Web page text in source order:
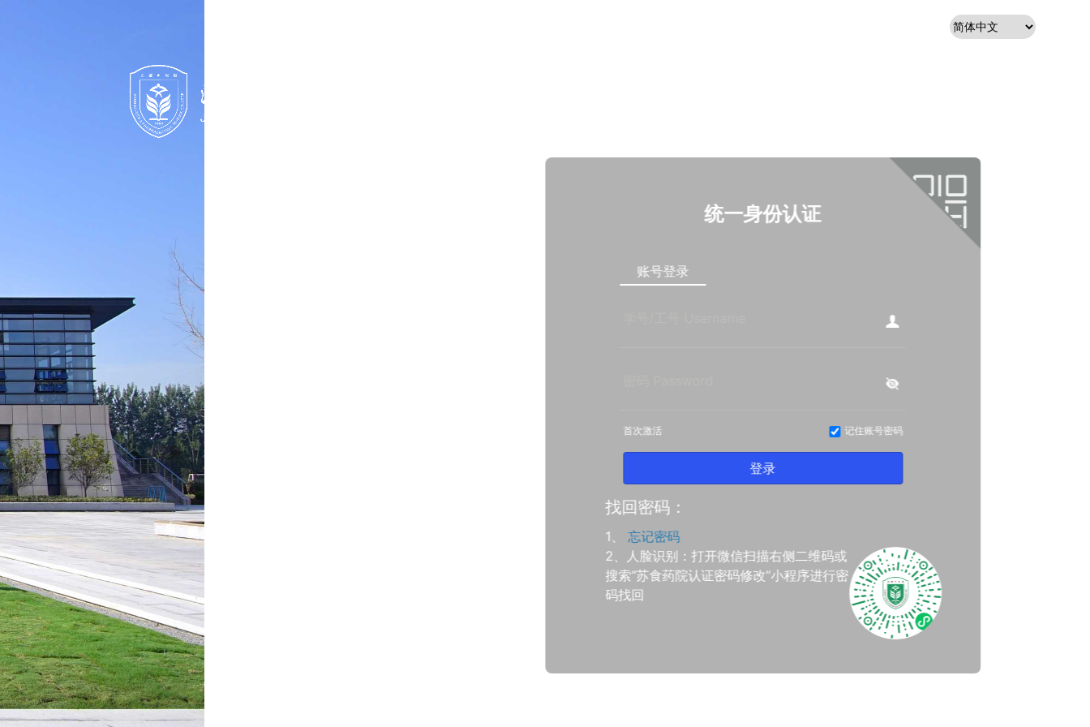
统一身份认证
账号登录
首次激活 记住账号密码
登录
找回密码：
1、 忘记密码
2、人脸识别：打开微信扫描右侧二维码或
搜索“苏食药院认证密码修改”小程序进行密
码找回